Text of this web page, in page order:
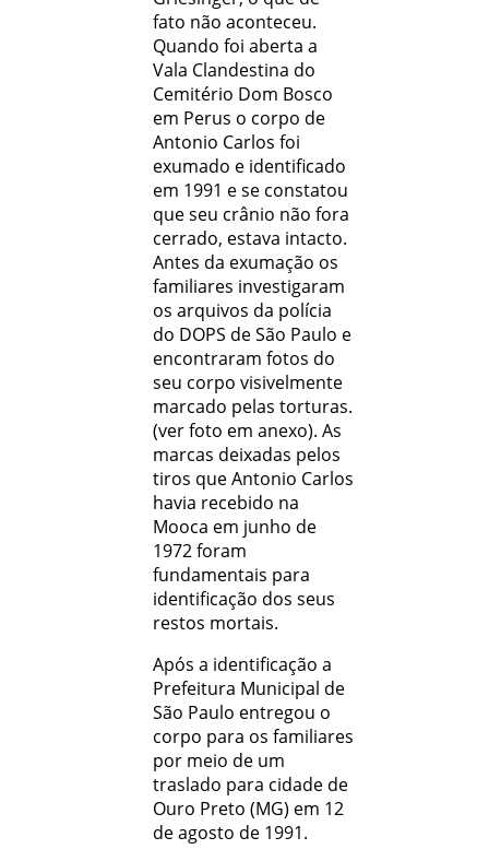
fato não aconteceu.
Quando foi aberta a
Vala Clandestina do
Cemitério Dom Bosco
em Perus o corpo de
Antonio Carlos foi
exumado e identificado
em 1991 e se constatou
que seu crânio não fora
cerrado, estava intacto.
Antes da exumação os
familiares investigaram
os arquivos da polícia
do DOPS de São Paulo e
encontraram fotos do
seu corpo visivelmente
marcado pelas torturas.
(ver foto em anexo). As
marcas deixadas pelos
tiros que Antonio Carlos
havia recebido na
Mooca em junho de
1972 foram
fundamentais para
identificação dos seus
restos mortais.
Após a identificação a
Prefeitura Municipal de
São Paulo entregou o
corpo para os familiares
por meio de um
traslado para cidade de
Ouro Preto (MG) em 12
de agosto de 1991.